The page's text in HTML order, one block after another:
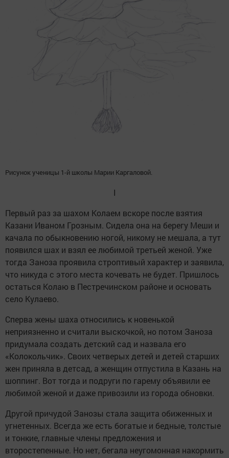
Рисунок ученицы 1-й школы Марии Каргаловой.
I
Первый раз за шахом Колаем вскоре после взятия
Казани Иваном Грозным. Сидела она на берегу Меши и
качала по обыкновению ногой, никому не мешала, а тут
появился шах и взял ее любимой третьей женой. Уже
тогда Заноза проявила строптивый характер и заявила,
что никуда с этого места кочевать не будет. Пришлось
остаться Колаю в Пестречинском районе и основать
село Кулаево.
Сперва жены шаха относились к новенькой
неприязненно и считали выскочкой, но потом Заноза
придумала создать детский сад и назвала его
«Колокольчик». Своих четверых детей и детей старших
жен приняла в детсад, а женщин отпустила в Казань на
шоппинг. Вот тогда и подруги по гарему объявили ее
любимой женой и даже привозили из города обновки.
Другой причудой Занозы стала защита обиженных и
угнетенных. Всегда же есть богатые и бедные, толстые
и тонкие, главные члены предложения и
второстепенные. Но нет, бегала неугомонная накормить